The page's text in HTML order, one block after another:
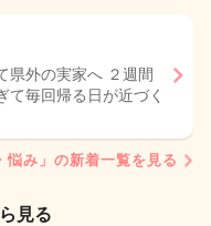
県外の実家へ ２週間
て毎回帰る日が近づく
悩み」の新着一覧を見る
見る